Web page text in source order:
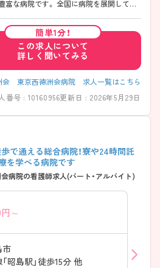
全国に病院を展開してい
るため、地方からの転居者も多い病院で
簡単1分！
この求人について
詳しく聞いてみる
会 東京西徳洲会病院 求人一覧はこちら
番号 : 10160956更新日 : 2026年5月29日
歩で通える総合病院！寮や24時間託
を学べる病院です
病院の看護師求人(パート・アルバイト)
円～
市
昭島駅」徒歩15分 他